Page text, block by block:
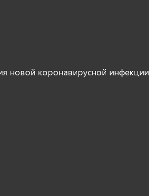
новой коронавирусной инфекции